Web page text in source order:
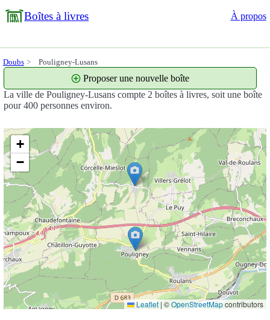
Boîtes à livres À propos
Doubs Pouligney-Lusans
La ville de Pouligney-Lusans compte 2 boîtes à livres, soit une boîte
pour 400 personnes environ.
Proposer une nouvelle boîte
+
−
Leaflet | ©OpenStreetMapcontributors